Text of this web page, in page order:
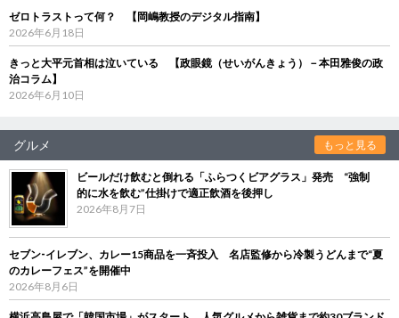
ゼロトラストって何？ 【岡嶋教授のデジタル指南】
2026年6月18日
きっと大平元首相は泣いている 【政眼鏡（せいがんきょう）－本田雅俊の政
治コラム】
2026年6月10日
グルメ もっと見る
ビールだけ飲むと倒れる「ふらつくビアグラス」発売 “強制
的に水を飲む”仕掛けで適正飲酒を後押し
2026年8月7日
セブン‐イレブン、カレー15商品を一斉投入 名店監修から冷製うどんまで“夏
のカレーフェス”を開催中
2026年8月6日